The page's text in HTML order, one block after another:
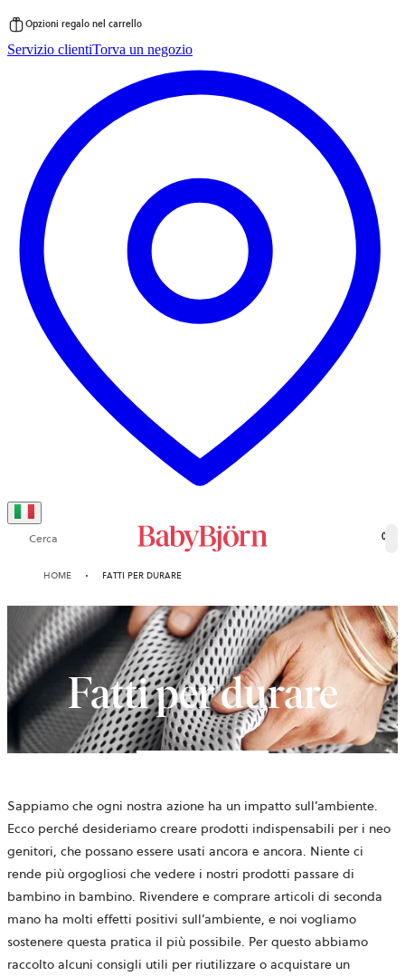
al
Opzioni regalo nel carrello
Servizio clientiTorva un negozio
Cerca 0
HOME FATTI PER DURARE
Fatti per durare
Sappiamo che ogni nostra azione ha un impatto sull’ambiente.
Ecco perché desideriamo creare prodotti indispensabili per i neo
genitori, che possano essere usati ancora e ancora. Niente ci
rende più orgogliosi che vedere i nostri prodotti passare di
bambino in bambino. Rivendere e comprare articoli di seconda
mano ha molti effetti positivi sull’ambiente, e noi vogliamo
sostenere questa pratica il più possibile. Per questo abbiamo
raccolto alcuni consigli utili per riutilizzare o acquistare un